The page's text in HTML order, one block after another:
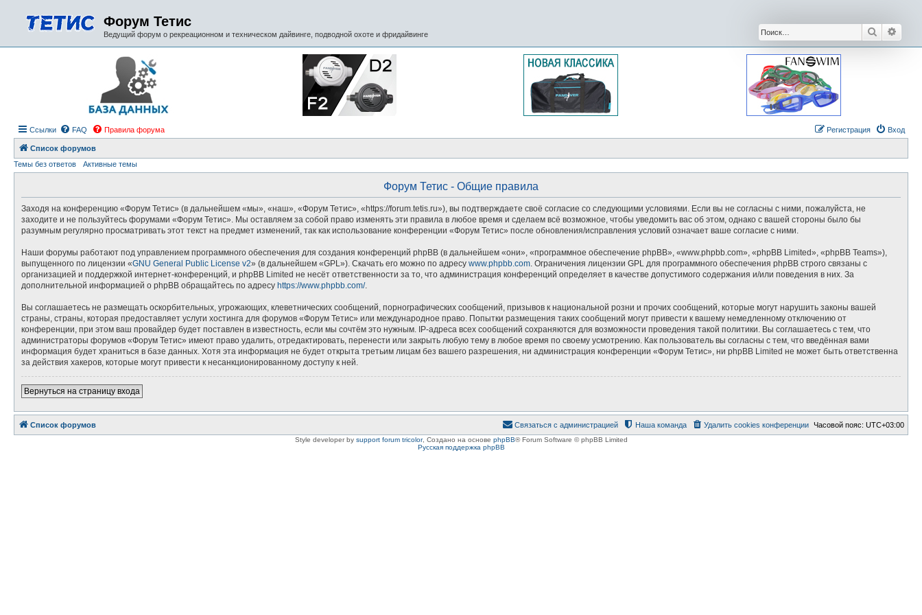
Форум Тетис
Ведущий форум о рекреационном и техническом дайвинге, подводной охоте и фридайвинге Поиск
Ссылки FAQ Правила форума Вход
Регистрация
Список форумов
Темы без ответов
Активные темы
Форум Тетис - Общие правила
Заходя на конференцию «Форум Тетис» (в дальнейшем «мы», «наш», «Форум Тетис», «https://forum.tetis.ru»), вы подтверждаете своё согласие со следующими условиями. Если вы не согласны с ними, пожалуйста, не
заходите и не пользуйтесь форумами «Форум Тетис». Мы оставляем за собой право изменять эти правила в любое время и сделаем всё возможное, чтобы уведомить вас об этом, однако с вашей стороны было бы
разумным регулярно просматривать этот текст на предмет изменений, так как использование конференции «Форум Тетис» после обновления/исправления условий означает ваше согласие с ними.
Наши форумы работают под управлением программного обеспечения для создания конференций phpBB (в дальнейшем «они», «программное обеспечение phpBB», «www.phpbb.com», «phpBB Limited», «phpBB Teams»),
выпущенного по лицензии «GNU General Public License v2» (в дальнейшем «GPL»). Скачать его можно по адресу www.phpbb.com . Ограничения лицензии GPL для программного обеспечения phpBB строго связаны с
организацией и поддержкой интернет-конференций, и phpBB Limited не несёт ответственности за то, что администрация конференций определяет в качестве допустимого содержания и/или поведения в них. За
дополнительной информацией о phpBB обращайтесь по адресу https://www.phpbb.com/.
Вы соглашаетесь не размещать оскорбительных, угрожающих, клеветнических сообщений, порнографических сообщений, призывов к национальной розни и прочих сообщений, которые могут нарушить законы вашей
страны, страны, которая предоставляет услуги хостинга для форумов «Форум Тетис» или международное право. Попытки размещения таких сообщений могут привести к вашему немедленному отключению от
конференции, при этом ваш провайдер будет поставлен в известность, если мы сочтём это нужным. IP-адреса всех сообщений сохраняются для возможности проведения такой политики. Вы соглашаетесь с тем, что
администраторы форумов «Форум Тетис» имеют право удалить, отредактировать, перенести или закрыть любую тему в любое время по своему усмотрению. Как пользователь вы согласны с тем, что введённая вами
информация будет храниться в базе данных. Хотя эта информация не будет открыта третьим лицам без вашего разрешения, ни администрация конференции «Форум Тетис», ни phpBB Limited не может быть ответственна
за действия хакеров, которые могут привести к несанкционированному доступу к ней.
Вернуться на страницу входа
Список форумов Часовой пояс: UTC+03:00
Удалить cookies конференции
Наша команда
Связаться с администрацией
Style developer by support forum tricolor, Создано на основе phpBB® Forum Software © phpBB Limited
Русская поддержка phpBB